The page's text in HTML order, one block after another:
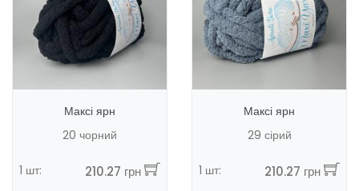
Максі ярн
20 чорний
1 шт:
210.27 грн
Максі ярн
29 сірий
1 шт:
210.27 грн